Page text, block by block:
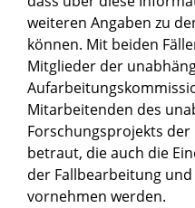
weiteren Angaben zu
können. Mit beiden
Mitglieder der
Mitarbeitenden des
Forschungsprojekts
betraut, die auch die
der Fallbearbeitung
vornehmen werden.